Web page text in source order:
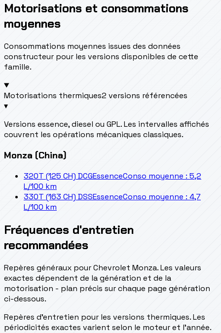
Motorisations et consommations
moyennes
Consommations moyennes issues des données
constructeur pour les versions disponibles de cette
famille.
Motorisations thermiques2 versions référencées
▾
Versions essence, diesel ou GPL. Les intervalles affichés
couvrent les opérations mécaniques classiques.
Monza (China)
320T (125 CH) DCGEssenceConso moyenne : 5,2
L/100 km
330T (163 CH) DSSEssenceConso moyenne : 4,7
L/100 km
Fréquences d'entretien
recommandées
Repères généraux pour Chevrolet Monza. Les valeurs
exactes dépendent de la génération et de la
motorisation - plan précis sur chaque page génération
ci-dessous.
Repères d’entretien pour les versions thermiques. Les
périodicités exactes varient selon le moteur et l’année.